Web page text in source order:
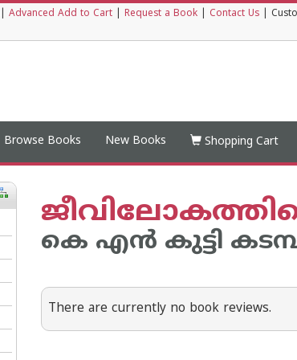
Advanced Add to Cart Request a Book Contact Us
Browse Books New Books Shopping Cart
കെ എ‌ന്‍ കുട്ടി
There are currently no book reviews.